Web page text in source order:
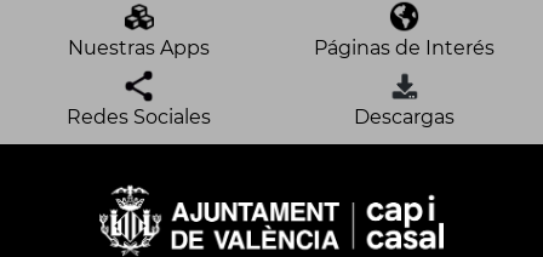
Nuestras Apps Páginas de Interés
Redes Sociales Descargas